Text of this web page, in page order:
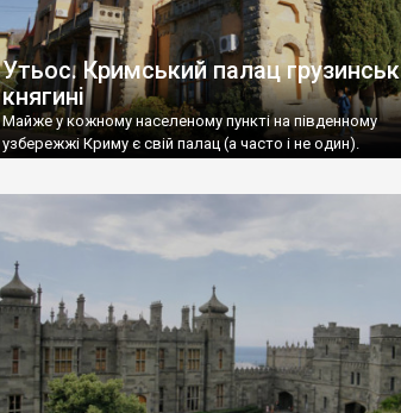
Утьос. Кримський палац
княгині
Майже у кожному населеному пункті на південному
узбережжі Криму є свій палац (а часто і не один).